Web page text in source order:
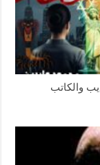
والكاتب